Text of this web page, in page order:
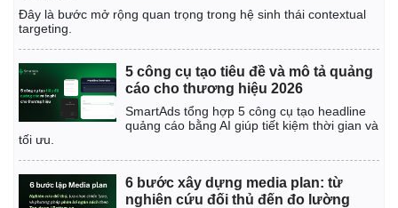
Vụ án
Tư vấn luật
Quân sự - Quốc phòng
Vũ khí
Đây là bước mở rộng quan trọng trong hệ sinh thái contextual
targeting.
5 công cụ tạo tiêu đề và mô tả quảng
cáo cho thương hiệu 2026
SmartAds tổng hợp 5 công cụ tạo headline
quảng cáo bằng AI giúp tiết kiệm thời gian và
tối ưu.
6 bước xây dựng media plan: từ
nghiên cứu đối thủ đến đo lường